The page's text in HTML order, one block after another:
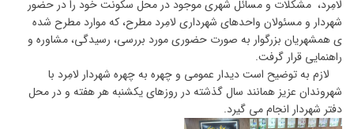
لامِرد، مشکلات و مسائل شهری موجود در محل سکونت خود را در حضور
شهردار و مسئولان واحدهای شهرداری لامِرد مطرح، که موارد مطرح شده
ی همشهریان بزرگوار به صورت حضوری مورد بررسی، رسیدگی، مشاوره و
راهنمایی قرار گرفت.
لازم به توضیح است دیدار عمومی و چهره به چهره شهردار لامِرد با
شهروندان عزیز همانند سال گذشته در روزهای یکشنبه هر هفته و در محل
دفتر شهردار انجام می گیرد.